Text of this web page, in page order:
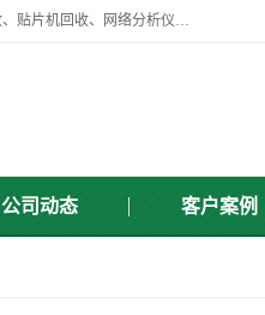
苏州讯芯微电子设备有限公司是一家做资源回收类企业，主要回收类目有：X-Ray回收、蓝牙测试仪回收、频谱分析仪回收、贴片机回收、网络分析仪回收、信号发生器回收等，从企业单位的需求出发，试通过本网络平台的建立有效整合物资市场，使可再生资源获得合理的流通和科学的再利用。
公司动态 客户案例